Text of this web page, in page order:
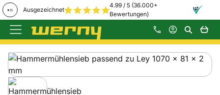
Ausgezeichnet
4.99 / 5 (36.000+
Bewertungen)
Zum Hauptinhalt springen
Produktgalerie
Zur Kaufbox springen